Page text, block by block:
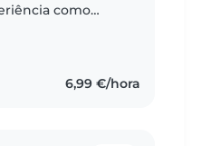
como
6,99 €/hora